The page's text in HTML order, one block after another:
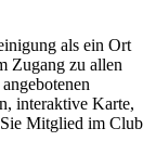
als ein Ort
Zugang zu allen
interaktive Karte,
Mitglied im Club